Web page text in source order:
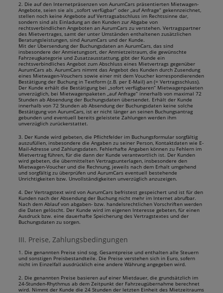
2. Die auf den Internetpräsenzen von AurumCars präsentierten Mietwagen-
Angebote, seien sie als „sofort verfügbar“ oder „auf Anfrage“ gekennzeichnet,
stellen noch keine Angebote auf Vertragsabschluss im Rechtssinne dar,
sondern sind als Einladung an den Kunden zur Abgabe von
rechtsverbindlichen Angeboten an AurumCars zu verstehen. Vertragspartner
des Mietvertrages, samt der unter Umständen enthaltenen zusätzlichen
Beratungsleistungen, sind AurumCars und der Kunde.
Mit der Übersendung der Buchungsdaten an AurumCars, das sind
insbesondere der Anmietungsort, der Anmietzeitraum, die gewünschte
Fahrzeugkategorie und Zusatzausstattung, gibt der Kunde ein
rechtsverbindliches Angebot zum Abschluss eines Mietvertrags gegenüber
AurumCars ab. AurumCars nimmt das Angebot des Kunden durch Zusendung
eines Mietwagen-Vouchers sowie einer mit dem Voucher korrespondierenden
Bestätigung der Buchung in Textform (z.B. per E-Mail) an (= Vertragsschluss).
Der Kunde erhält die Bestätigung bei „sofort verfügbaren“ Mietwagenpaketen
unverzüglich, bei Mietwagenpaketen „auf Anfrage“ innerhalb von maximal 72
Stunden ab Absendung der Buchungsdaten übersendet. Erhält der Kunde
innerhalb von 72 Stunden ab Absendung der Buchungsdaten keine solche
Bestätigung von AurumCars, ist er nicht länger an seinen Buchungsantrag
gebunden und eventuell bereits geleistete Zahlungen werden ihm
unverzüglich zurückerstattet.
3. Der Kunde wird gebeten, die Pflichtfelder im Buchungsformular sorgfältig
auszufüllen, insbesondere die Angaben zu seiner Person, Kontaktdaten wie E-
Mail-Adresse und Zahlungsdaten. Fehlerhafte Angaben können zu Fehlern im
Mietvertrag führen, für die dann der Kunde verantwortlich ist. Der Kunden
wird gebeten, die übermittelten Vertragsunterlagen, insbesondere den
Mietwagen-Voucher und die Rechnung, jeweils nach dem Erhalt umgehend
und sorgfältig zu überprüfen und AurumCars eventuell bestehende
Unrichtigkeiten bzw. Unvollständigkeiten unverzüglich anzuzeigen.
4. Der Vertragstext wird von AurumCars befristest gespeichert und ist für den
Kunden nach der Absendung der Buchung nicht mehr im Internet abrufbar.
Nach dem Ablauf von abgaben- bzw. handelsrechtlichen Vorschriften werden
die Daten gelöscht. Der Kunde wird im eigenen Interesse gebeten, für einen
Ausdruck bzw. eine dauerhafte Speicherung des Vertragstextes und der
Buchungsdaten zu sorgen.
III. Preise, Zahlungsbedingungen
1. Die genannten Preise sind sog. Gesamtpreise und enthalten alle Steuern
und sonstigen Preisbestandteile. Die Preise verstehen sich in Euro, sofern
nicht im Einzelfall ausdrücklich eine andere Währung angegeben wird.
2. Die genannten Preise basieren auf einer Mietdauer, die grundsätzlich im
24-Stunden-Rhythmus ab dem Zeitpunkt der Fahrzeugübernahme berechnet
wird. Nimmt der Kunde die 24 Stunden der letzten Einheit des Mietzeitraums